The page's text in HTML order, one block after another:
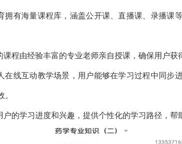
拥有海量课程库，涵盖公开课、直播课、录播课
程由经验丰富的专业老师亲自授课，确保用户获
在线互动教学场景，用户能够在学习过程中同步
的学习进度和兴趣，提供个性化的学习路径，帮